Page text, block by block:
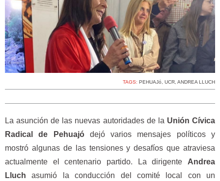
TAGS: PEHUAJó, UCR, ANDREA LLUCH
La asunción de las nuevas autoridades de la Unión Cívica
Radical de Pehuajódejó varios mensajes políticos y
mostró algunas de las tensiones y desafíos que atraviesa
actualmente el centenario partido. La dirigente Andrea
Lluchasumió la conducción del comité local con un